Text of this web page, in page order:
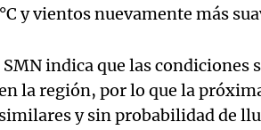
y vientos nuevamente más
indica que las condiciones
la región, por lo que la
y sin probabilidad de